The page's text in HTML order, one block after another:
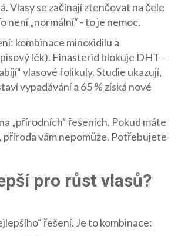
Vlasy se začínají ztenčovat na čele
není „normální“ - to je nemoc.
kombinace minoxidilu a
lék). Finasterid blokuje DHT -
vlasové folikuly. Studie ukazují,
vypadávání a 65 % získá nové
„přírodních“ řešeních. Pokud máte
příroda vám nepomůže. Potřebujete
pro růst vlasů?
řešení. Je to kombinace: